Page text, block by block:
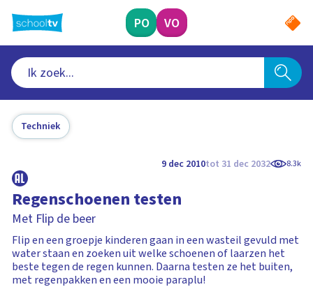
naar
hoofdinhoud
PO VO
Techniek
9 dec 2010tot 31 dec 2032 8.3k
Regenschoenen testen
Met Flip de beer
Flip en een groepje kinderen gaan in een wasteil gevuld met
water staan en zoeken uit welke schoenen of laarzen het
beste tegen de regen kunnen. Daarna testen ze het buiten,
met regenpakken en een mooie paraplu!